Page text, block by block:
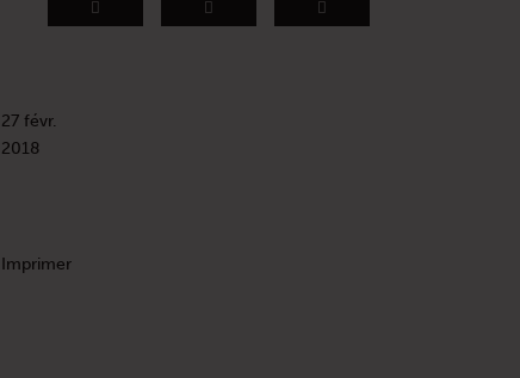
27 févr.
2018
Imprimer